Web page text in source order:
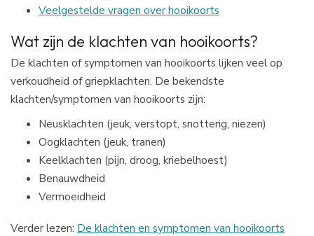
Veelgestelde vragen over hooikoorts
Wat zijn de klachten van hooikoorts?
De klachten of symptomen van hooikoorts lijken veel op
verkoudheid of griepklachten. De bekendste
klachten/symptomen van hooikoorts zijn:
Neusklachten (jeuk, verstopt, snotterig, niezen)
Oogklachten (jeuk, tranen)
Keelklachten (pijn, droog, kriebelhoest)
Benauwdheid
Vermoeidheid
Verder lezen: De klachten en symptomen van hooikoorts